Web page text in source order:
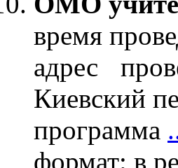
время
адрес
Киевский
программа
формат: в